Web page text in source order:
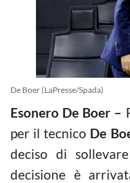
De Boer (LaPresse/Spada)
Esonero De Boer –
per il tecnico De
deciso di
decisione è